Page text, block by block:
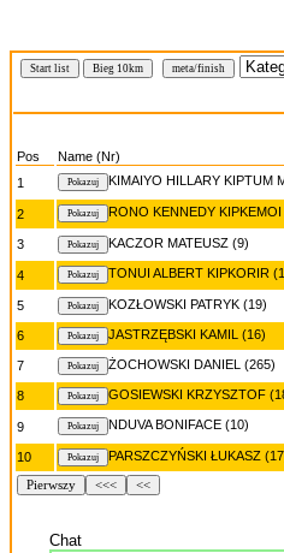
Start list Bieg 10km meta/finish
Pos Name (Nr)
1
KIMAIYO HILLARY KIPTUM
2 RONO KENNEDY KIPKEMOI
3 KACZOR MATEUSZ (9)
4 TONUI ALBERT KIPKORIR
5 KOZŁOWSKI PATRYK (19)
6 JASTRZĘBSKI KAMIL (16)
7 ŻOCHOWSKI DANIEL (265)
8 GOSIEWSKI KRZYSZTOF
9 NDUVA BONIFACE (10)
10 PARSZCZYŃSKI ŁUKASZ
Pierwszy <<< <<
Chat